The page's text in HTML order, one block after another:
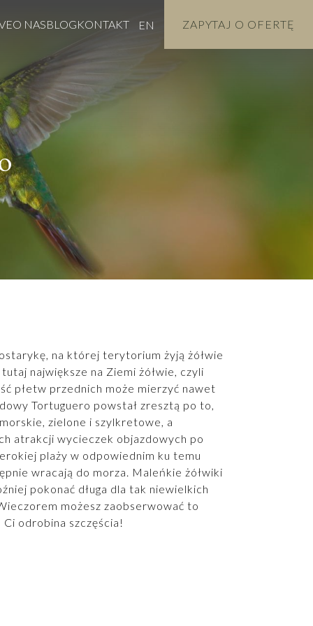
O NASBLOGKONTAKT EN ZAPYTAJ O OFERTĘ
na której terytorium żyją żółwie
największe na Ziemi żółwie, czyli
płetw przednich może mierzyć nawet
Tortuguero powstał zresztą po to,
zielone i szylkretowe, a
atrakcji wycieczek objazdowych po
plaży w odpowiednim ku temu
wracają do morza. Maleńkie żółwiki
pokonać długa dla tak niewielkich
możesz zaobserwować to
odrobina szczęścia!